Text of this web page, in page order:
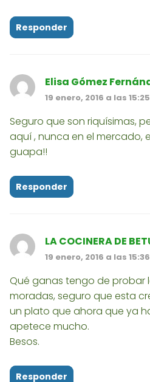
Responder
Elisa Gómez
19 enero, 2016 a las 15:25
Seguro que son riquísimas,
aquí , nunca en el mercado,
guapa!!
Responder
LA COCINERA DE
19 enero, 2016 a las 15:36
Qué ganas tengo de probar
moradas, seguro que esta
un plato que ahora que ya
apetece mucho.
Besos.
Responder